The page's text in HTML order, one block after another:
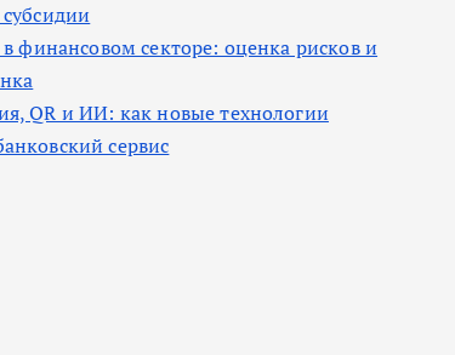
финансовом секторе: оценка рисков и
QR и ИИ: как новые технологии
сервис